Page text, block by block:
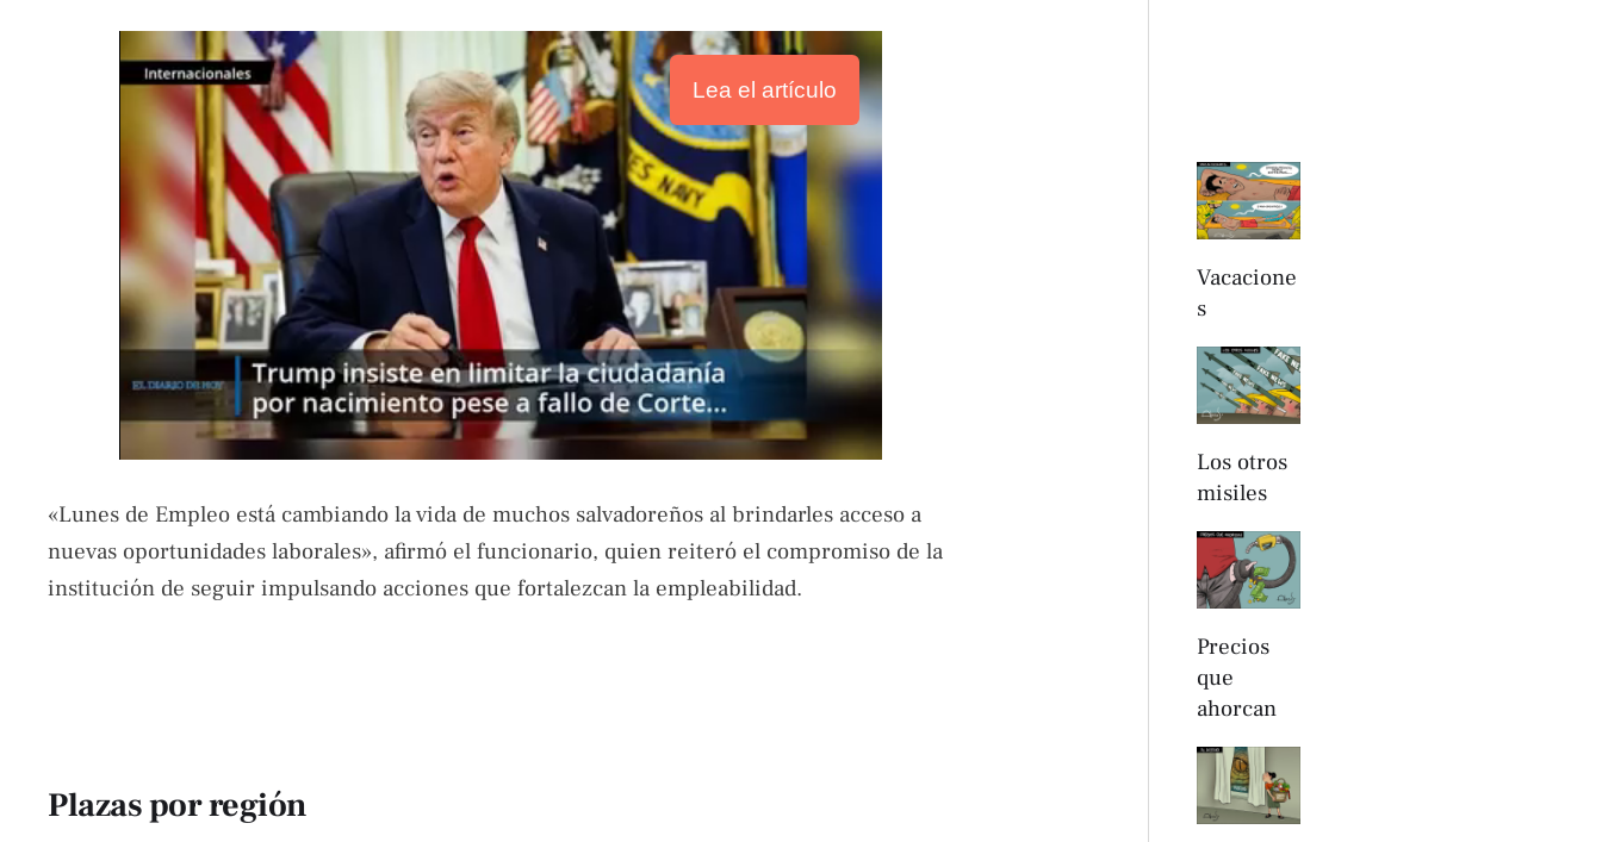
Lea el artículo
«Lunes de Empleo está cambiando la vida de muchos salvadoreños al brindarles acceso a
nuevas oportunidades laborales», afirmó el funcionario, quien reiteró el compromiso de la
institución de seguir impulsando acciones que fortalezcan la empleabilidad.
Plazas por región
Vacacione
s
Los otros
misiles
Precios
que
ahorcan